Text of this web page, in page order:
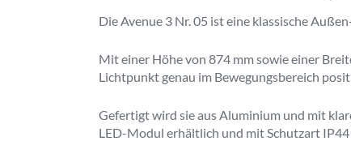
Die Avenue 3 Nr. 05 ist eine klassische
Mit einer Höhe von 874 mm sowie einer
Lichtpunkt genau im Bewegungsbereich
Gefertigt wird sie aus Aluminium und mit
LED-Modul erhältlich und mit Schutzart